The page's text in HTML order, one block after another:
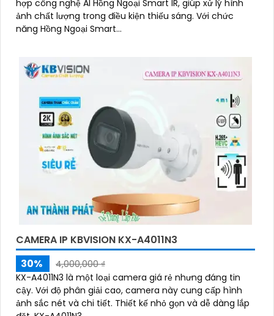
hợp công nghệ AI Hồng Ngoại Smart IR, giúp xử lý hình
ảnh chất lượng trong điều kiện thiếu sáng. Với chức
năng Hồng Ngoại Smart...
CAMERA IP KBVISION KX-A4011N3
30%
4,000,000 ₫
KX-A4011N3 là một loại camera giá rẻ nhưng đáng tin
cậy. Với độ phân giải cao, camera này cung cấp hình
ảnh sắc nét và chi tiết. Thiết kế nhỏ gọn và dễ dàng lắp